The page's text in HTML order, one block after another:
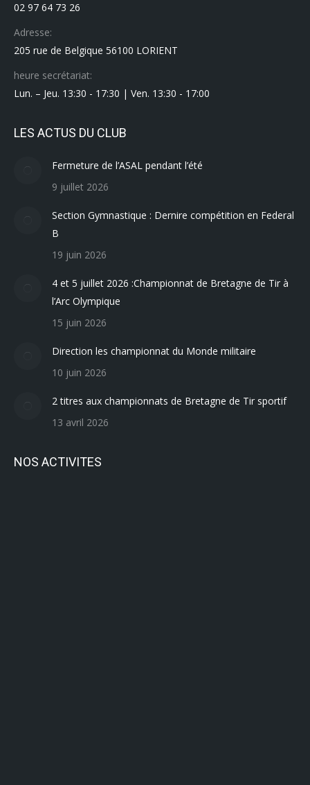
02 97 64 73 26
Adresse:
205 rue de Belgique 56100 LORIENT
heure secrétariat:
Lun. – Jeu. 13:30 - 17:30 | Ven. 13:30 - 17:00
LES ACTUS DU CLUB
Fermeture de l’ASAL pendant l’été
9 juillet 2026
Section Gymnastique : Dernire compétition en Federal
B
19 juin 2026
4 et 5 juillet 2026 :Championnat de Bretagne de Tir à
l’Arc Olympique
15 juin 2026
Direction les championnat du Monde militaire
10 juin 2026
2 titres aux championnats de Bretagne de Tir sportif
13 avril 2026
NOS ACTIVITES